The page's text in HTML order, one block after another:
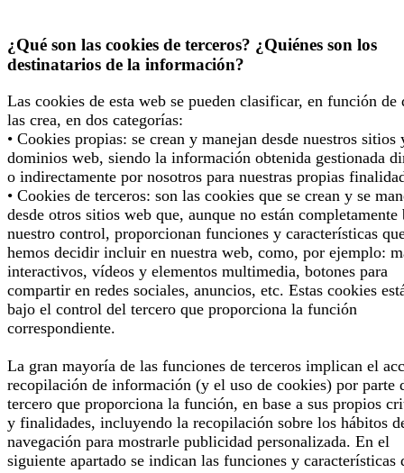
¿Qué son las cookies de terceros? ¿Quiénes son los
destinatarios de la información?
Las cookies de esta web se pueden clasificar, en función de
las crea, en dos categorías:
• Cookies propias: se crean y manejan desde nuestros sitios
dominios web, siendo la información obtenida gestionada
o indirectamente por nosotros para nuestras propias
• Cookies de terceros: son las cookies que se crean y se
desde otros sitios web que, aunque no están completamente
nuestro control, proporcionan funciones y características
hemos decidir incluir en nuestra web, como, por ejemplo:
interactivos, vídeos y elementos multimedia, botones para
compartir en redes sociales, anuncios, etc. Estas cookies
bajo el control del tercero que proporciona la función
correspondiente.
La gran mayoría de las funciones de terceros implican el
recopilación de información (y el uso de cookies) por parte
tercero que proporciona la función, en base a sus propios
y finalidades, incluyendo la recopilación sobre los hábitos
navegación para mostrarle publicidad personalizada. En el
siguiente apartado se indican las funciones y características